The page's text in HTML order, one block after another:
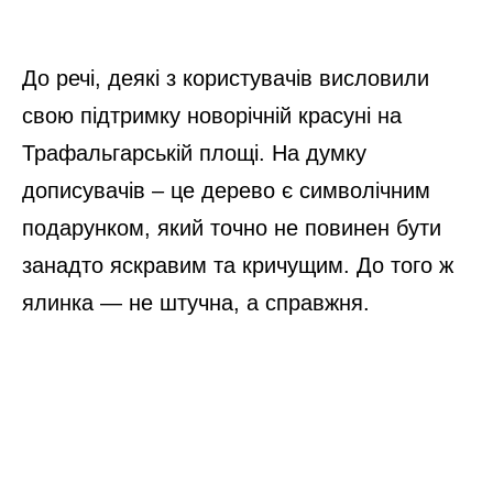
До речі, деякі з користувачів висловили
свою підтримку новорічній красуні на
Трафальгарській площі. На думку
дописувачів – це дерево є символічним
подарунком, який точно не повинен бути
занадто яскравим та кричущим. До того ж
ялинка — не штучна, а справжня.